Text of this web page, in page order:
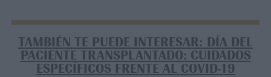
TAMBIÉN TE PUEDE INTERESAR: DÍA DEL
PACIENTE TRANSPLANTADO: CUIDADOS
ESPECÍFICOS FRENTE AL COVID-19